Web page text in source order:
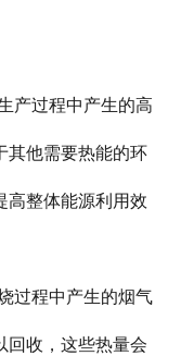
产过程中产生的高
其他需要热能的环
高整体能源利用效
过程中产生的烟气
回收，这些热量会